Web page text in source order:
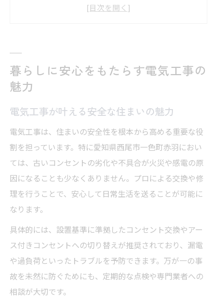
コンセント交換から始める安心生活
電気工事による快適なコンセント交換術
方法
電気工事のプロがすすめる交換のタイミン
グ
生活スタイルに合った電気工事の選び方
将来に備えたコンセント交換のメリット
将来を見据えた電気工事のポイントを解説
電気工事で未来の電力需要に備える方法
コンセント交換がもたらす長期的安心
アップグレードすべき電気工事のポイント
電気工事による住まいの資産価値向上策
暮らしに安心をもたらす電気工事の
魅力
電気工事が叶える安全な住まいの魅力
電気工事は、住まいの安全性を根本から高める重要な役
割を担っています。特に愛知県西尾市一色町赤羽におい
ては、古いコンセントの劣化や不具合が火災や感電の原
因になることも少なくありません。プロによる交換や修
理を行うことで、安心して日常生活を送ることが可能に
なります。
具体的には、設置基準に準拠したコンセント交換やアー
ス付きコンセントへの切り替えが推奨されており、漏電
や過負荷といったトラブルを予防できます。万が一の事
故を未然に防ぐためにも、定期的な点検や専門業者への
相談が大切です。